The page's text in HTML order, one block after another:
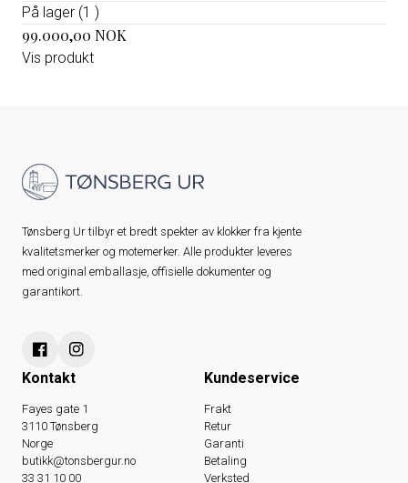
På lager (1 )
99.000,00 NOK
Vis produkt
Tønsberg Ur tilbyr et bredt spekter av klokker fra kjente
kvalitetsmerker og motemerker. Alle produkter leveres
med original emballasje, offisielle dokumenter og
garantikort.
Kontakt
Fayes gate 1
3110 Tønsberg
Norge
butikk@tonsbergur.no
33 31 10 00
Kundeservice
Frakt
Retur
Garanti
Betaling
Verksted